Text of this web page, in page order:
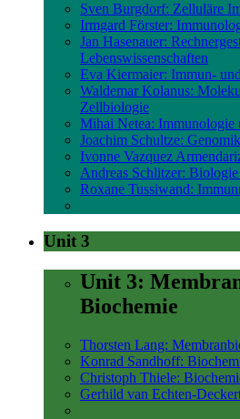
Sven Burgdorf: Zelluläre
Irmgard Förster:
Jan Hasenauer:
Lebenswissenschaften
Eva Kiermaier: Immun-
Waldemar Kolanus:
Zellbiologie
Mihai Netea: Immunologie
Joachim Schultze:
Ivonne Vazquez
Andreas Schlitzer:
Roxane Tussiwand:
Unit 3
Unit 3:
Biochemie
Thorsten Lang:
Konrad Sandhoff:
Christoph Thiele:
Gerhild van Echten-